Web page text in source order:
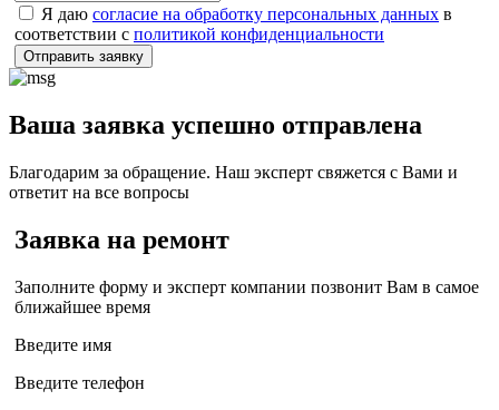
Я даю согласие на обработку персональных данных в
соответствии с политикой конфиденциальности
Отправить заявку
Ваша заявка успешно отправлена
Благодарим за обращение. Наш эксперт свяжется с Вами и
ответит на все вопросы
Заявка на ремонт
Заполните форму и эксперт компании позвонит Вам в самое
ближайшее время
Введите имя
Введите телефон